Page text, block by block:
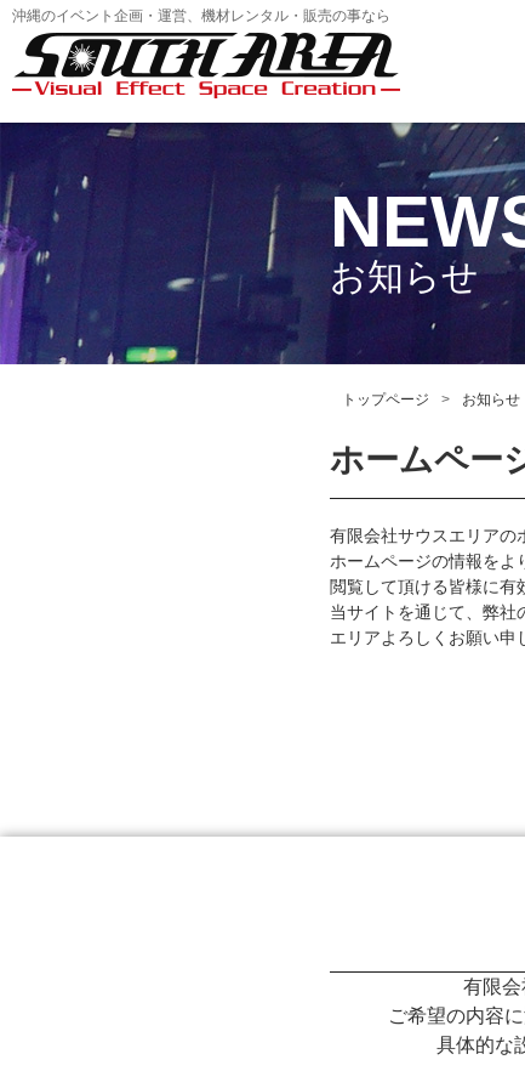
沖縄のイベント企画・運営、機材レンタル・販売の事なら
お知らせ
トップページ お知らせ
ホームペー
有限会社サウスエリアの
ホームページの情報をよ
閲覧して頂ける皆様に有
当サイトを通じて、弊社
エリアよろしくお願い申
有限会
ご希望の内容
具体的な